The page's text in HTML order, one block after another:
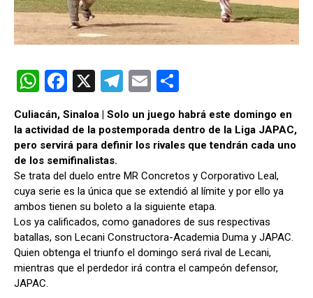
W
h
at
s
A
p
p
F
a
ce
b
o
o
k
X
T
e
gr
a
m
E
ail
o
m
p
ar
tir
Culiacán, Sinaloa | Solo un juego habrá este domingo en
la actividad de la postemporada dentro de la Liga JAPAC,
pero servirá para definir los rivales que tendrán cada uno
de los semifinalistas.
Se trata del duelo entre MR Concretos y Corporativo Leal,
cuya serie es la única que se extendió al límite y por ello ya
ambos tienen su boleto a la siguiente etapa.
Los ya calificados, como ganadores de sus respectivas
batallas, son Lecani Constructora-Academia Duma y JAPAC.
Quien obtenga el triunfo el domingo será rival de Lecani,
mientras que el perdedor irá contra el campeón defensor,
JAPAC.